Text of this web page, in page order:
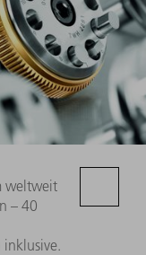
weltweit
– 40